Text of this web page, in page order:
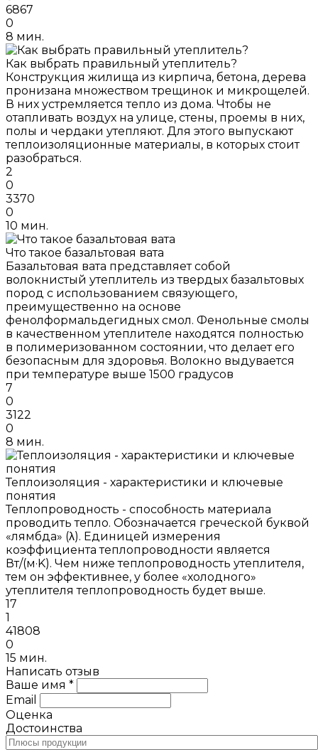
6867
0
8 мин.
Как выбрать правильный утеплитель?
Конструкция жилища из кирпича, бетона, дерева
пронизана множеством трещинок и микрощелей.
В них устремляется тепло из дома. Чтобы не
отапливать воздух на улице, стены, проемы в них,
полы и чердаки утепляют. Для этого выпускают
теплоизоляционные материалы, в которых стоит
разобраться.
2
0
3370
0
10 мин.
Что такое базальтовая вата
Базальтовая вата представляет собой
волокнистый утеплитель из твердых базальтовых
пород с использованием связующего,
преимущественно на основе
фенолформальдегидных смол. Фенольные смолы
в качественном утеплителе находятся полностью
в полимеризованном состоянии, что делает его
безопасным для здоровья. Волокно выдувается
при температуре выше 1500 градусов
7
0
3122
0
8 мин.
Теплоизоляция - характеристики и ключевые
понятия
Теплопроводность - способность материала
проводить тепло. Обозначается греческой буквой
«лямбда» (λ). Единицей измерения
коэффициента теплопроводности является
Вт/(м·K). Чем ниже теплопроводность утеплителя,
тем он эффективнее, у более «холодного»
утеплителя теплопроводность будет выше.
17
1
41808
0
15 мин.
Написать отзыв
Ваше имя *
Email
Оценка
Достоинства